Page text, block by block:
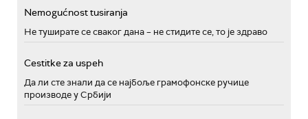
Nemogućnost tusiranja
Не туширате се сваког дана – не стидите се, то је здраво
Cestitke za uspeh
Да ли сте знали да се најбоље грамофонске ручице
производе у Србији